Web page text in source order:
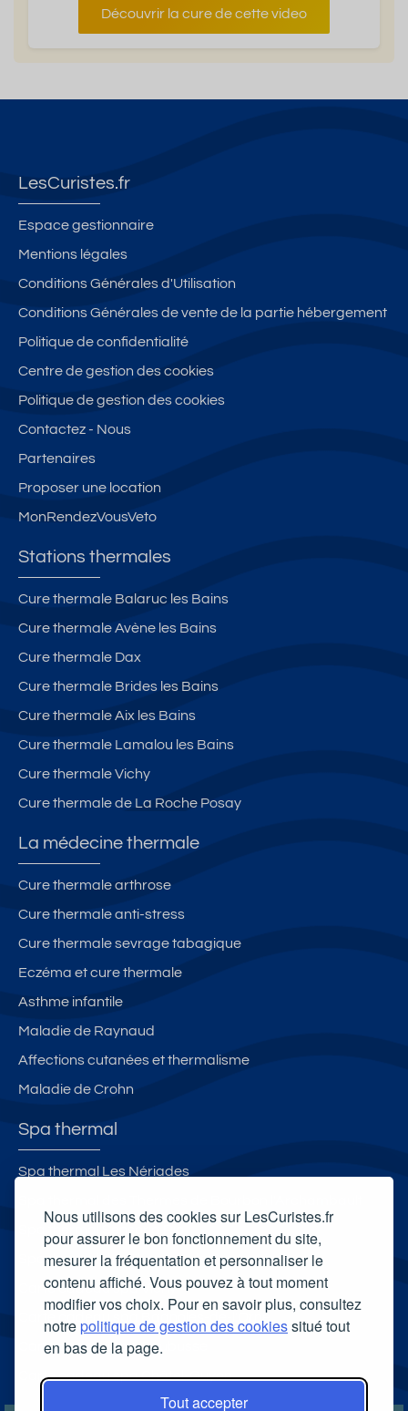
Nous utilisons des cookies sur LesCuristes.fr
pour assurer le bon fonctionnement du site,
mesurer la fréquentation et personnaliser le
contenu affiché. Vous pouvez à tout moment
modifier vos choix. Pour en savoir plus, consultez
notrepolitique de gestion des cookiessitué tout
en bas de la page.
Tout accepter
Découvrir la cure de cette video
LesCuristes.fr
Espace gestionnaire
Mentions légales
Conditions Générales d'Utilisation
Conditions Générales de vente de la partie hébergement
Politique de confidentialité
Centre de gestion des cookies
Politique de gestion des cookies
Contactez - Nous
Partenaires
Proposer une location
MonRendezVousVeto
Stations thermales
Cure thermale Balaruc les Bains
Cure thermale Avène les Bains
Cure thermale Dax
Cure thermale Brides les Bains
Cure thermale Aix les Bains
Cure thermale Lamalou les Bains
Cure thermale Vichy
Cure thermale de La Roche Posay
La médecine thermale
Cure thermale arthrose
Cure thermale anti-stress
Cure thermale sevrage tabagique
Eczéma et cure thermale
Asthme infantile
Maladie de Raynaud
Affections cutanées et thermalisme
Maladie de Crohn
Spa thermal
Spa thermal Les Nériades
Spa thermal des Thermes de Contrexéville
Carte cadeau spa Vichy
Carte cadeau spa Bagnoles-de-l'Orne
Carte cadeau spa Saubusse
Carte cadeau spa Châtel-Guyon